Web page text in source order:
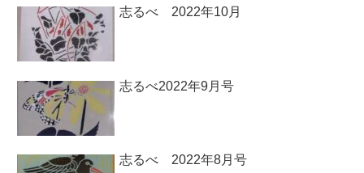
志るべ 2022年10月
志るべ2022年9月号
志るべ 2022年8月号